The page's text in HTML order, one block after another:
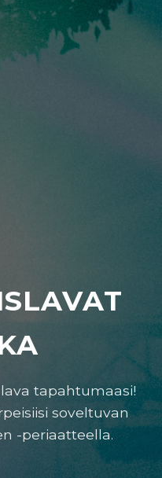
tapahtumaasi!
soveltuvan
-periaatteella.